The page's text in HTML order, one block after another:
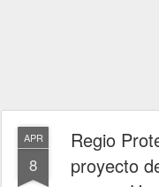
APR
8
Regio
proyecto